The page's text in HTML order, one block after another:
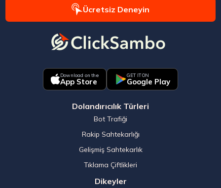
Ücretsiz Deneyin
Download on the
App Store
GET IT ON
Google Play
Dolandırıcılık Türleri
Bot Trafiği
Rakip Sahtekarlığı
Gelişmiş Sahtekarlık
Tıklama Çiftlikleri
Dikeyler